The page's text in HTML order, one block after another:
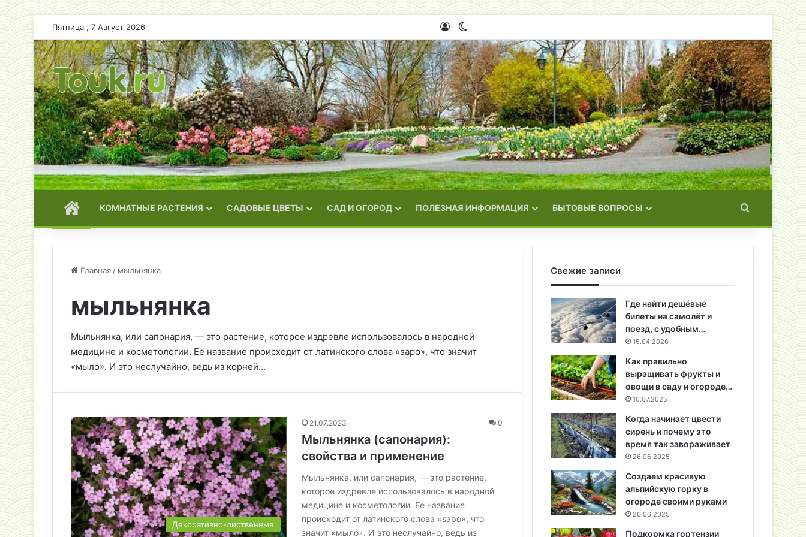
Пятница , 7 Август 2026 Войти
ГЛАВНАЯКОМНАТНЫЕ РАСТЕНИЯ САДОВЫЕ ЦВЕТЫ САД И ОГОРОД ПОЛЕЗНАЯ ИНФОРМАЦИЯ БЫТОВЫЕ ВОПРОСЫ Искать
Главная / мыльнянка
мыльнянка
Мыльнянка, или сапонария, — это растение, которое издревле использовалось в народной
медицине и косметологии. Ее название происходит от латинского слова «sapo», что значит
«мыло». И это неслучайно, ведь из корней…
Декоративно-лиственные
21.07.2023 0
Мыльнянка (сапонария):
свойства и применение
Мыльнянка, или сапонария, — это растение,
которое издревле использовалось в народной
медицине и косметологии. Ее название
происходит от латинского слова «sapo», что
значит «мыло». И это неслучайно, ведь из
Свежие записи
Где найти дешёвые
билеты на самолёт и
поезд, с удобным…
15.04.2026
Как правильно
выращивать фрукты и
овощи в саду и огороде…
10.07.2025
Когда начинает цвести
сирень и почему это
время так завораживает
26.06.2025
Создаем красивую
альпийскую горку в
огороде своими руками
20.06.2025
Подкормка гортензии